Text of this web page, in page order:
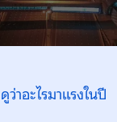
ดูว่าอะไรมาแรงในปี